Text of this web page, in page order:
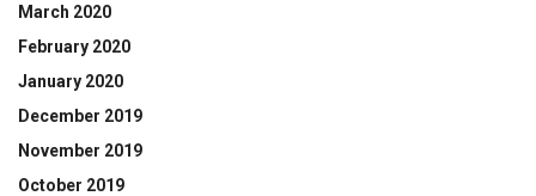
March 2020
February 2020
January 2020
December 2019
November 2019
October 2019